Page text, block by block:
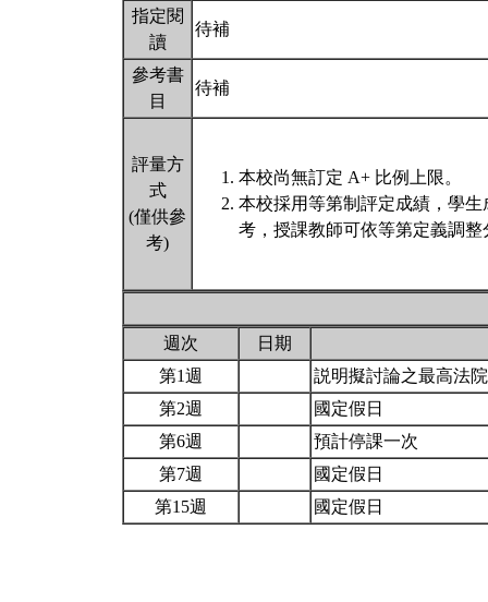
指定閱
讀
待補
參考書
目
待補
評量方
式
(僅供參
考)
本校尚無訂定 A+ 比例上限。
本校採用等第制評定成績，學
考，授課教師可依等第定義調
週次
日期
第1週
説明擬討論之最高法
第2週
國定假日
第6週
預計停課一次
第7週
國定假日
第15週
國定假日